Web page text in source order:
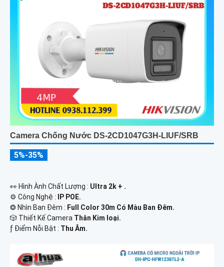
Camera Chống Nước DS-2CD1047G3H-LIUF/SRB
5%-35%
️👀 Hình Ành Chất Lượng : Ultra 2k + .
⚙ Công Nghệ : IP POE.
❂ Nhìn Ban Đêm : Full Color 30m Có Màu Ban Ðêm.
🎲 Thiết Kế Camera Thân Kim loại.
️ƒ Điểm Nỗi Bật : Thu Âm.